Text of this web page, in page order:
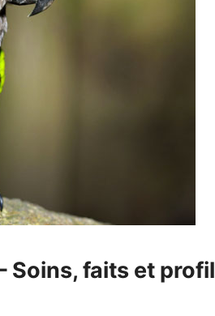
Soins, faits et profil